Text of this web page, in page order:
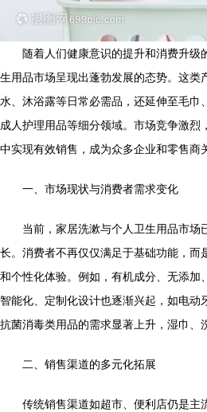
随着人们健康意识的提升和消费升级
生用品市场呈现出蓬勃发展的态势。这类
水、沐浴露等日常必需品，还延伸至毛巾
成人护理用品等细分领域。市场竞争激烈
中实现有效销售，成为众多企业和零售商
一、市场现状与消费者需求变化
当前，家居洗漱与个人卫生用品市场
长。消费者不再仅仅满足于基础功能，而
和个性化体验。例如，有机成分、无添加
智能化、定制化设计也逐渐兴起，如电动
抗菌消毒类用品的需求显著上升，湿巾、
二、销售渠道的多元化拓展
传统销售渠道如超市、便利店仍是主